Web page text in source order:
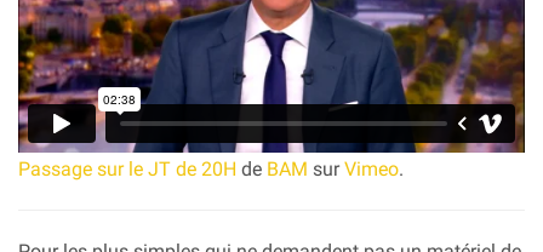
Passage sur le JT de 20H de BAM surVimeo.